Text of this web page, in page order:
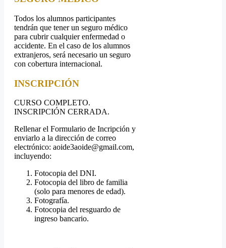
Todos los alumnos participantes
tendrán que tener un seguro médico
para cubrir cualquier enfermedad o
accidente. En el caso de los alumnos
extranjeros, será necesario un seguro
con cobertura internacional.
INSCRIPCIÓN
CURSO COMPLETO.
INSCRIPCIÓN CERRADA.
Rellenar el Formulario de Incripción y
enviarlo a la dirección de correo
electrónico: aoide3aoide@gmail.com,
incluyendo:
Fotocopia del DNI.
Fotocopia del libro de familia
(solo para menores de edad).
Fotografía.
Fotocopia del resguardo de
ingreso bancario.